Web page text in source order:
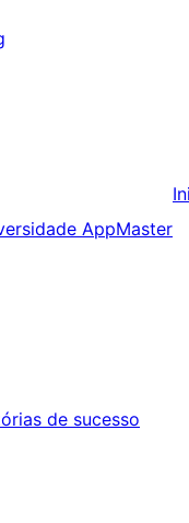
AppMaster
de sucesso